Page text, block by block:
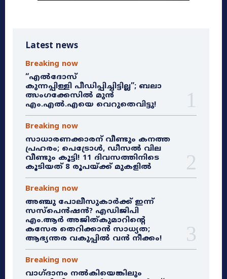
Latest news
Breaking now
“എൽദോസ്
കുന്നപ്പിള്ളി പീഡിപ്പിച്ചിട്ടില്ല”; ബലാ
ത്സംഗക്കേസിൽ മുൻ
എം.എൽ.എയെ വെറുതെവിട്ടു!
Breaking now
സാധാരണക്കാരന് വീണ്ടും കനത്ത
പ്രഹരം; പെട്രോൾ, ഡീസൽ വില
വീണ്ടും കൂട്ടി! 11 ദിവസത്തിനിടെ
കൂടിയത് 8 രൂപയ്ക്ക് മുകളിൽ
Breaking now
അഞ്ചു പോലീസുകാർക്ക് ഇന്ന്
സസ്‌പെൻഷൻ? എഡിജിപി
എം.ആർ അജിത്കുമാറിൻ്റെ
കസേര തെറിക്കാൻ സാധ്യത;
ആഭ്യന്തര വകുപ്പിൽ വൻ നീക്കം!
Breaking now
വാഗ്ദാനം നൽകിയെങ്കിലും